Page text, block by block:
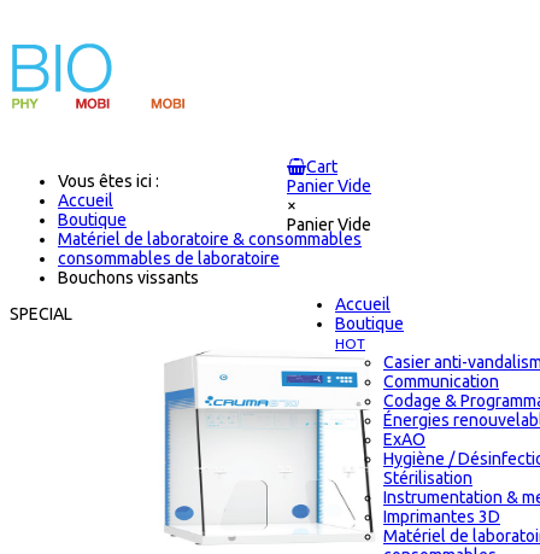
Cart
Panier Vide
×
Panier Vide
Accueil
Boutique
HOT
Casier anti-
Communication
Codage &
Énergies
ExAO
Hygiène /
Stérilisation
Instrumentation &
Imprimantes 3D
Matériel de
Vous êtes ici :
Accueil
Boutique
Matériel de laboratoire & consommables
consommables de laboratoire
Bouchons vissants
SPECIAL